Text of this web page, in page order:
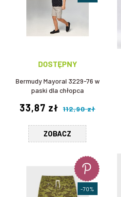
DOSTĘPNY
Bermudy Mayoral 3229-76 w
paski dla chłopca
33,87 zł 112,90 zł
ZOBACZ
-70%